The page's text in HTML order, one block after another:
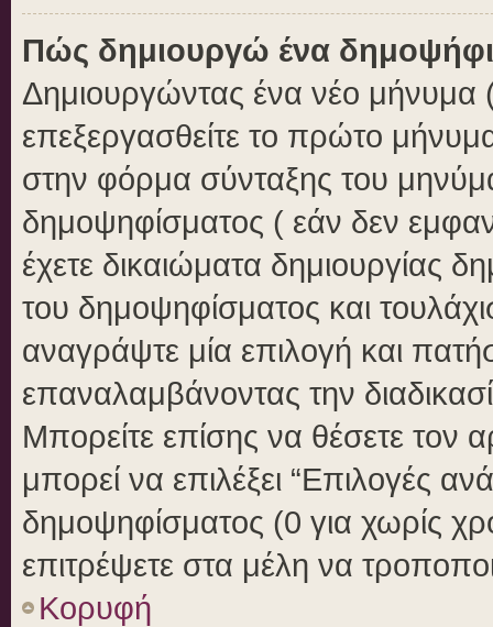
Πώς δημιουργώ ένα
Δημιουργώντας ένα νέο μήνυμα
επεξεργασθείτε το πρώτο
στην φόρμα σύνταξης του
δημοψηφίσματος ( εάν δεν
έχετε δικαιώματα δημιουργίας
του δημοψηφίσματος και
αναγράψτε μία επιλογή και
επαναλαμβάνοντας την
Μπορείτε επίσης να θέσετε τον
μπορεί να επιλέξει “Επιλογές
δημοψηφίσματος (0 για χωρίς
επιτρέψετε στα μέλη να
Κορυφή